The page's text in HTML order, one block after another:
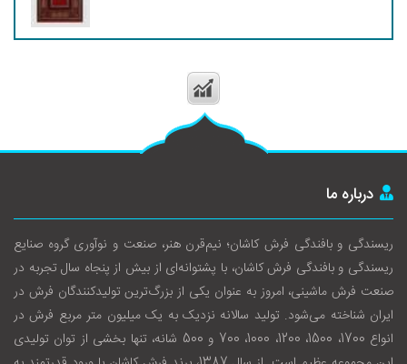
درباره ما
ریسندگی و بافندگی فرش کاشان؛ نیم‌قرن هنر، صنعت و نوآوری گروه صنایع
ریسندگی و بافندگی فرش کاشان، با پشتوانه‌ای از بیش از پنجاه سال تجربه در
صنعت فرش ماشینی، امروز به عنوان یکی از بزرگ‌ترین تولیدکنندگان فرش در
ایران شناخته می‌شود. تولید سالانه نزدیک به یک میلیون متر مربع فرش در
انواع 1700، 1500، 1200، 1000، 700 و 500 شانه، تنها بخشی از توان تولیدی